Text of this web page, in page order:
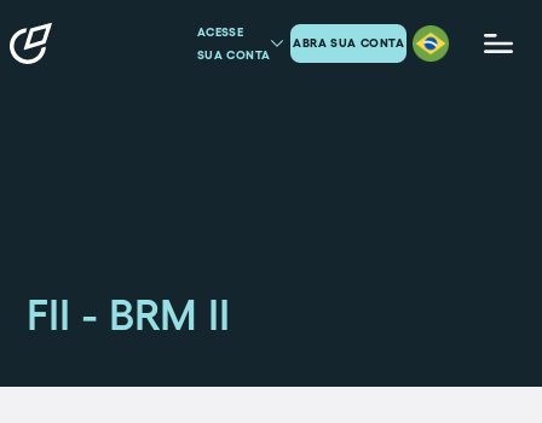
ACESSE
SUA CONTA
ABRA SUA CONTA
FII - BRM II